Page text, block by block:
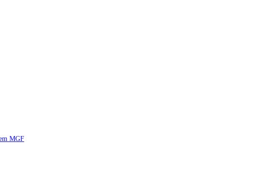
e nutricionista no primeiro mês
ouvido com apoio robótico em Portugal
MGF